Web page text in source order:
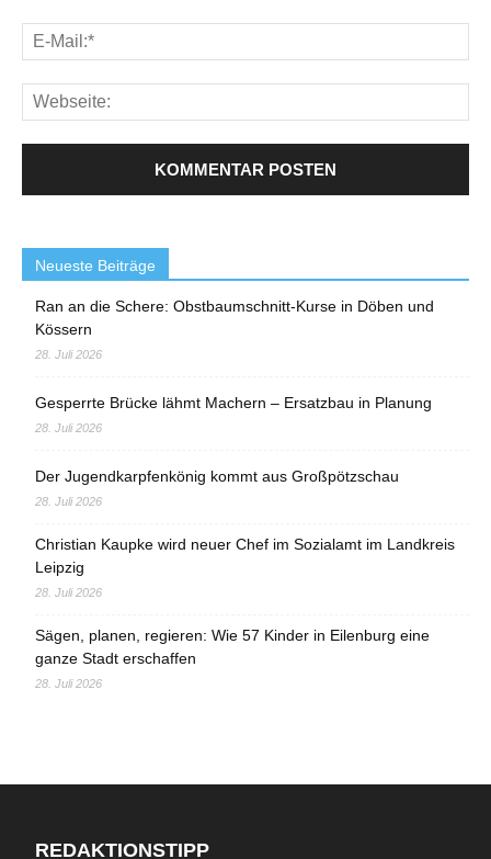
Neueste Beiträge
Ran an die Schere: Obstbaumschnitt-Kurse in Döben und
Kössern
28. Juli 2026
Gesperrte Brücke lähmt Machern – Ersatzbau in Planung
28. Juli 2026
Der Jugendkarpfenkönig kommt aus Großpötzschau
28. Juli 2026
Christian Kaupke wird neuer Chef im Sozialamt im Landkreis
Leipzig
28. Juli 2026
Sägen, planen, regieren: Wie 57 Kinder in Eilenburg eine
ganze Stadt erschaffen
28. Juli 2026
REDAKTIONSTIPP